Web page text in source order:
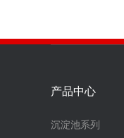
产品中心
沉淀池系列